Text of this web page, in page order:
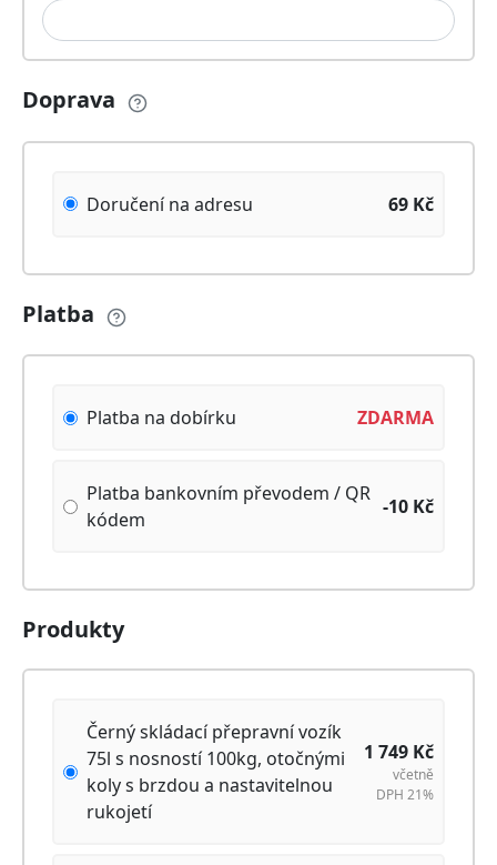
Doprava
Doručení na adresu 69 Kč
Platba
Platba na dobírku ZDARMA
Platba bankovním převodem / QR
kódem
-10 Kč
Produkty
Černý skládací přepravní vozík
75l s nosností 100kg, otočnými
koly s brzdou a nastavitelnou
rukojetí
1 749 Kč
včetně
DPH 21%